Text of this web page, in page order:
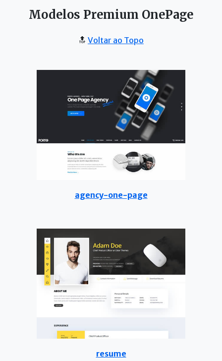
Modelos Premium OnePage
🔝 Voltar ao Topo
agency-one-page
resume